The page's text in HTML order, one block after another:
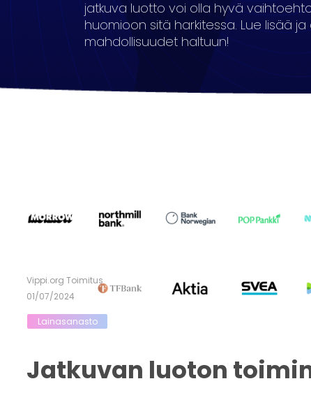
jatkuva luotto voi olla hyvä
huomioon sitä harkitessa. Lue lisää
mahdollisuudet haltuun!
Vippi.org Toimitus
01/07/2024
Lainasanasto
Jatkuvan luoton